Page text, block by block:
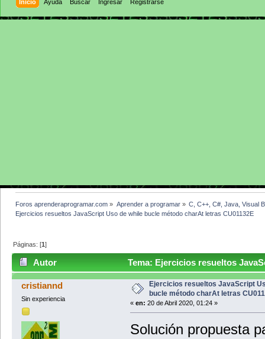
Inicio Ayuda Buscar Ingresar Registrarse
Foros aprenderaprogramar.com » Aprender a programar» C, C++, C#, Java, Visual
Ejercicios resueltos JavaScript Uso de while bucle método charAt letras CU01132E
Páginas: [1]
Autor
Tema: Ejercicios resueltos
CU01132E (Leído 3462 veces)
cristiannd
Sin experiencia
Ejercicios resueltos JavaScript
bucle método charAt letras
« en: 20 de Abril 2020, 01:24 »
Solución propuesta